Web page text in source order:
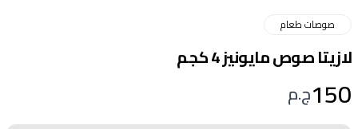
صوصات طعام
لازيتا صوص مايونيز 4 كجم
150ج.م